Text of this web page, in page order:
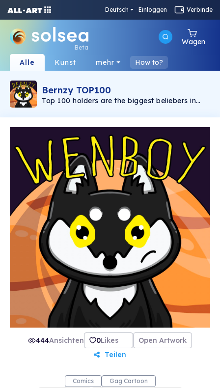
Deutsch Einloggen Verbinde
Beta
Wagen
Alle Kunst mehr How to?
Bernzy TOP100
Top 100 holders are the biggest beliebers in
444Ansichten 0Likes
Open Artwork
Teilen
Comics Gag Cartoon